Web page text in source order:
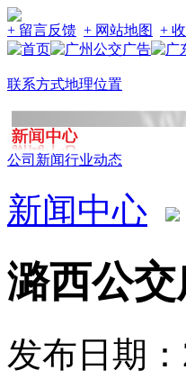
+ 留言反馈 + 网站地图 +
联系方式地理位置
公司新闻行业动态
新闻中心
潞西公
发布日期